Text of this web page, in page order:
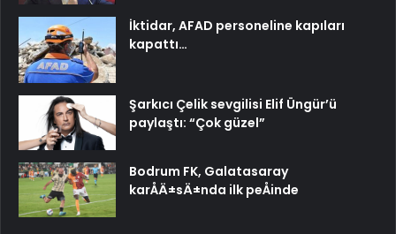
İktidar, AFAD personeline kapıları
kapattı…
Şarkıcı Çelik sevgilisi Elif Üngür’ü
paylaştı: “Çok güzel”
Bodrum FK, Galatasaray
karÅÄ±sÄ±nda ilk peÅinde